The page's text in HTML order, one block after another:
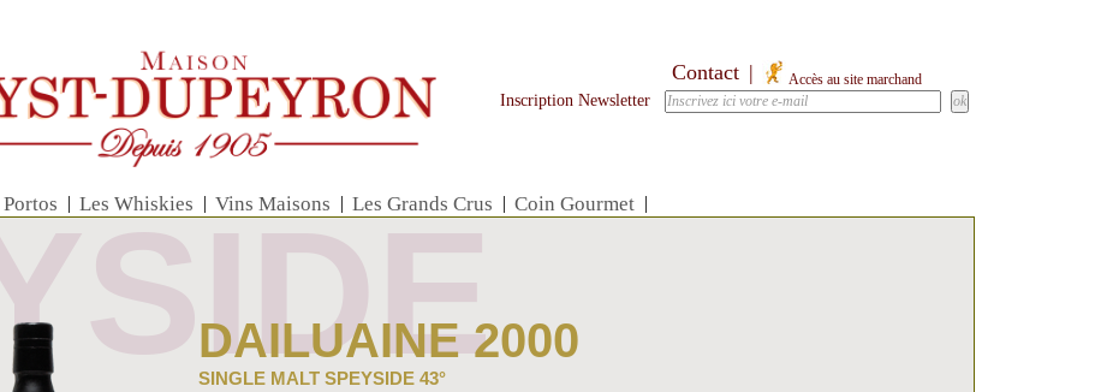
Contact | Accès au site marchand
Inscription Newsletter
| Les Whiskies | Vins Maisons | Les Grands Crus | Coin Gourmet |
DAILUAINE 2000
SINGLE MALT SPEYSIDE 43°